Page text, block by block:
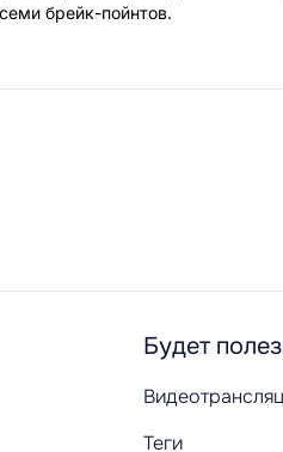
брейк-пойнтов.
Будет
Теги